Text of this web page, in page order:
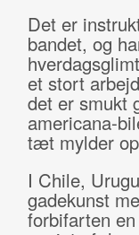
Det er
bandet, og
et stort
det er smukt
americana-
tæt mylder
I Chile,
gadekunst
forbifarten